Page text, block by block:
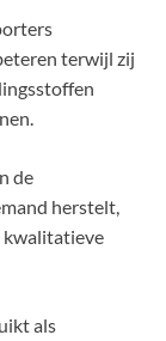
terwijl zij
de
herstelt,
kwalitatieve
als